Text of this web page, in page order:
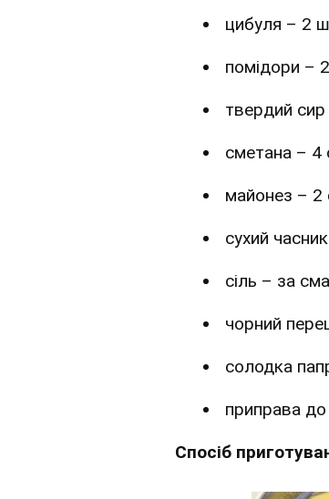
цибуля – 2
помідори –
твердий
сметана – 4
майонез – 2
сухий
сіль – за
чорний
солодка
приправа
Спосіб